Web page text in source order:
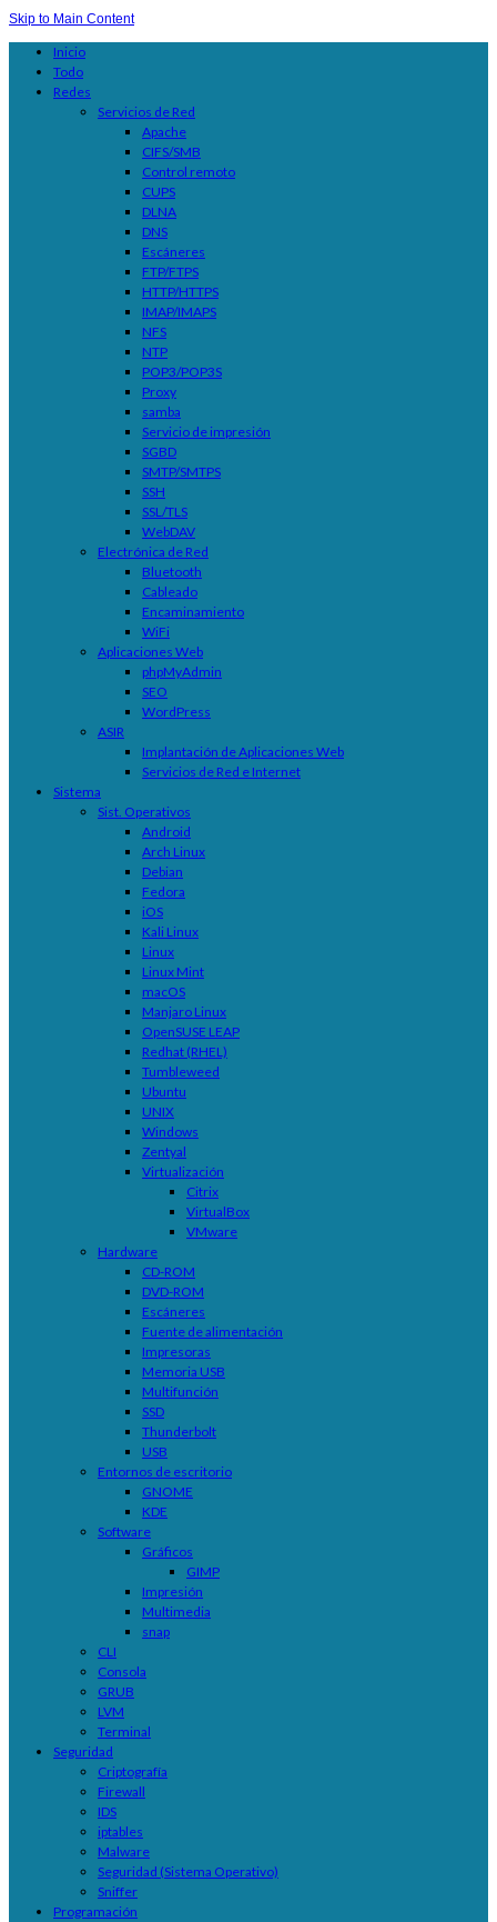
Skip to Main Content
Inicio
Todo
Redes
Servicios de Red
Apache
CIFS/SMB
Control remoto
CUPS
DLNA
DNS
Escáneres
FTP/FTPS
HTTP/HTTPS
IMAP/IMAPS
NFS
NTP
POP3/POP3S
Proxy
samba
Servicio de impresión
SGBD
SMTP/SMTPS
SSH
SSL/TLS
WebDAV
Electrónica de Red
Bluetooth
Cableado
Encaminamiento
WiFi
Aplicaciones Web
phpMyAdmin
SEO
WordPress
ASIR
Implantación de Aplicaciones Web
Servicios de Red e Internet
Sistema
Sist. Operativos
Android
Arch Linux
Debian
Fedora
iOS
Kali Linux
Linux
Linux Mint
macOS
Manjaro Linux
OpenSUSE LEAP
Redhat (RHEL)
Tumbleweed
Ubuntu
UNIX
Windows
Zentyal
Virtualización
Citrix
VirtualBox
VMware
Hardware
CD-ROM
DVD-ROM
Escáneres
Fuente de alimentación
Impresoras
Memoria USB
Multifunción
SSD
Thunderbolt
USB
Entornos de escritorio
GNOME
KDE
Software
Gráficos
GIMP
Impresión
Multimedia
snap
CLI
Consola
GRUB
LVM
Terminal
Seguridad
Criptografía
Firewall
IDS
iptables
Malware
Seguridad (Sistema Operativo)
Sniffer
Programación